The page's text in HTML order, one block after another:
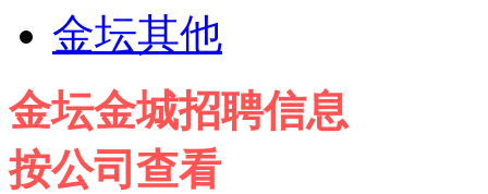
金坛其他
金坛金城招聘信息
按公司查看